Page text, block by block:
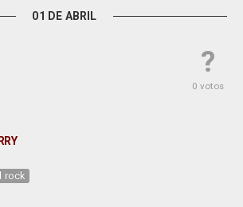
01 DE ABRIL
?
0 votos
rock